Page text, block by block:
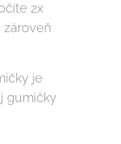
2x
zároveň
je
gumičky